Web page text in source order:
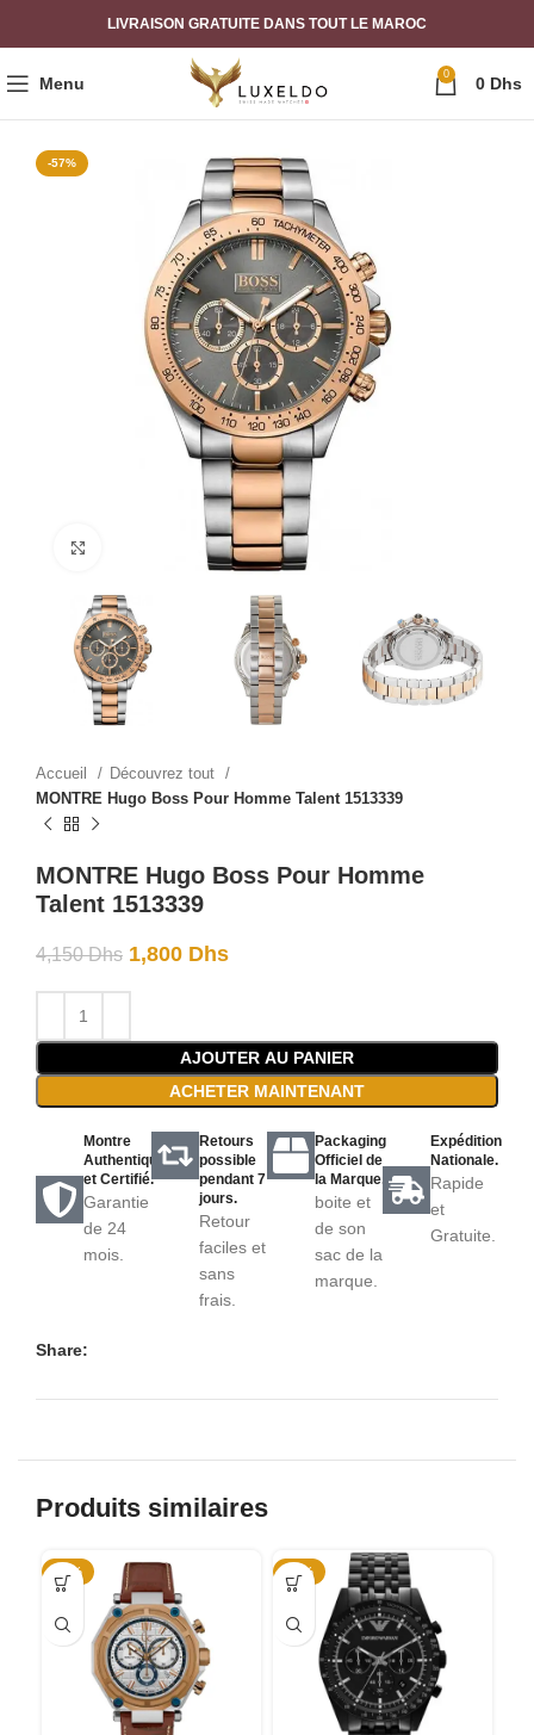
LIVRAISON GRATUITE DANS TOUT LE MAROC
Menu 0 0 Dhs
-57%
Click to enlarge
Accueil
Découvrez tout
MONTRE Hugo Boss Pour Homme Talent 1513339
MONTRE Hugo Boss Pour Homme
Talent 1513339
4,150Dhs 1,800 Dhs
AJOUTER AU PANIER
ACHETER MAINTENANT
Montre
Authentique
et Certifié.
Garantie
de 24
mois.
Retours
possible
pendant 7
jours.
Retour
faciles et
sans
frais.
Packaging
Officiel de
la Marque.
boite et
de son
sac de la
marque.
Expédition
Nationale.
Rapide
et
Gratuite.
Share:
Produits similaires
-74% -54%